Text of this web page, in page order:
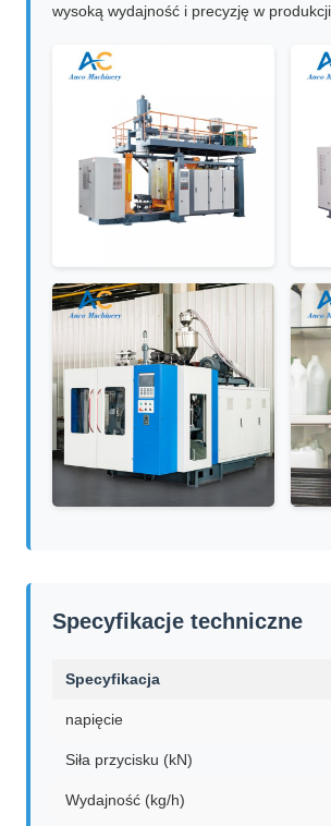
wysoką wydajność i precyzję w
Specyfikacje techniczne
Specyfikacja
napięcie
Siła przycisku (kN)
Wydajność (kg/h)